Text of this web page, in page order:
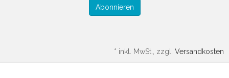
Abonnieren
* inkl. MwSt., zzgl. Versandkosten